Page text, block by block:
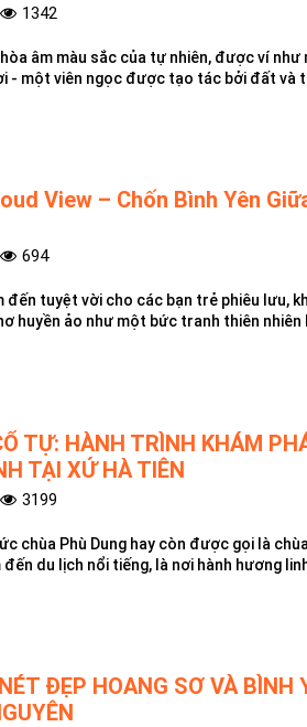
1342
âm màu sắc của tự nhiên, được ví như
- một viên ngọc được tạo tác bởi đất và
View – Chốn Bình Yên
694
đến tuyệt vời cho các bạn trẻ phiêu lưu,
huyền ảo như một bức tranh thiên nhiên
TỰ: HÀNH TRÌNH KHÁM
TẠI XỨ HÀ TIÊN
3199
chùa Phù Dung hay còn được gọi là
du lịch nổi tiếng, là nơi hành hương
ĐẸP HOANG SƠ VÀ BÌNH